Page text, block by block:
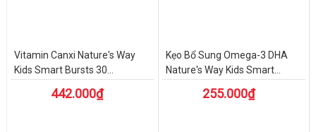
Vitamin Canxi Nature's Way
Kids Smart Bursts 30...
442.000₫
Kẹo Bổ Sung Omega-3 DHA
Nature's Way Kids Smart...
255.000₫